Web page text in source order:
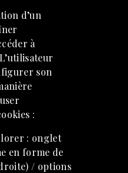
d’un
à
son
:
: onglet
en forme de
/ options